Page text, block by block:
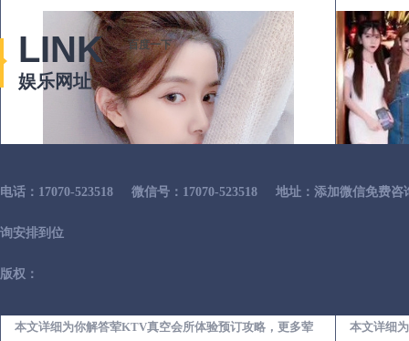
本文详细为你解答荤KTV真空会所体验预订攻略，更多荤
本文详细
LINK
娱乐网址
百度一下
电话：17070-523518 微信号：17070-523518 地址：添加微信免费
询安排到位
版权：